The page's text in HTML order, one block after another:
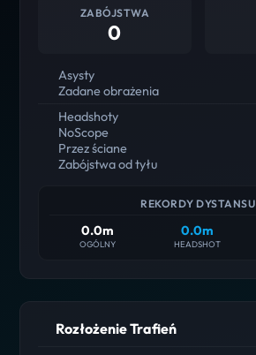
ZABÓJSTWA
0
Asysty
Zadane obrażenia
Headshoty
NoScope
Przez ściane
Zabójstwa od tyłu
REKORDY DYSTANSU
0.0m
OGÓLNY
0.0m
HEADSHOT
Rozłożenie Trafień